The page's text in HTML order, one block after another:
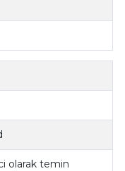
olarak temin